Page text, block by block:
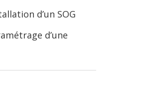
d’un SOG
d’une